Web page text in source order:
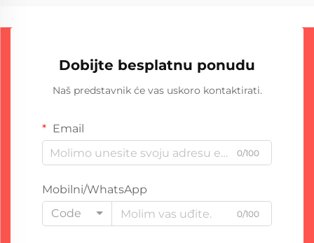
Dobijte besplatnu ponudu
Naš predstavnik će vas uskoro kontaktirati.
Email
0/100
Mobilni/WhatsApp
Code
0/100